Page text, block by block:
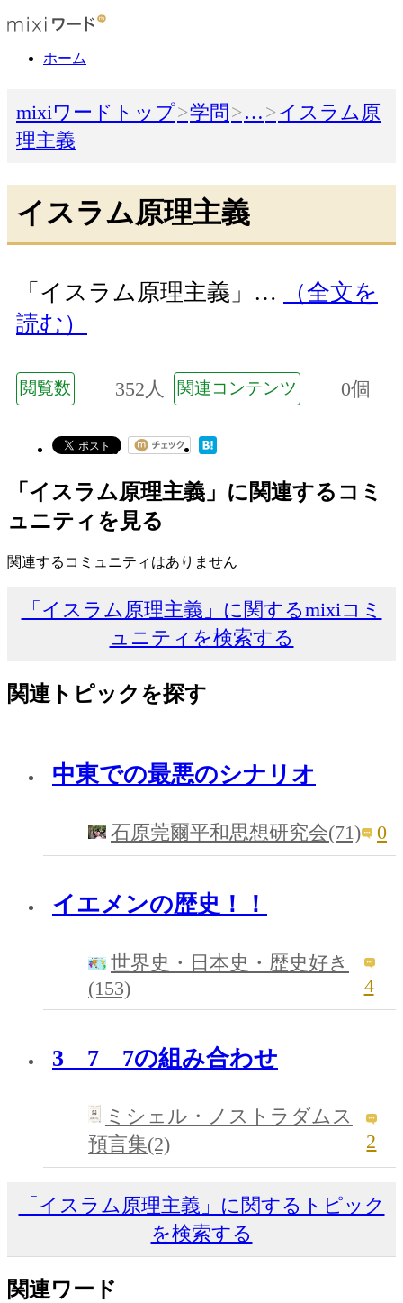
ホーム
mixiワードトップ 学問 …
イスラム原
理主義
イスラム原理主義
「イスラム原理主義」…
（全文を
読む）
閲覧数 352人 関連コンテンツ 0個
「イスラム原理主義」に関連するコミ
ュニティを見る
関連するコミュニティはありません
「イスラム原理主義」に関するmixiコミ
ュニティを検索する
関連トピックを探す
中東での最悪のシナリオ
石原莞爾平和思想研究会(71) 0
イエメンの歴史！！
世界史・日本史・歴史好き
(153)
4
3 7 7の組み合わせ
ミシェル・ノストラダムス
預言集(2)
2
「イスラム原理主義」に関するトピック
を検索する
関連ワード